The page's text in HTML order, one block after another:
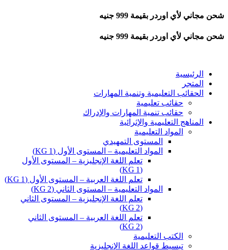
شحن مجاني لأي اوردر بقيمة 999 جنيه
شحن مجاني لأي اوردر بقيمة 999 جنيه
الرئيسية
المتجر
الحقائب التعليمية وتنمية المهارات
حقائب تعليمية
حقائب تنمية المهارات والإدراك
المناهج التعليمية والإثرائية
المواد التعليمية
المستوى التمهيدي
المواد التعليمية – المستوى الأول (KG 1)
تعلم اللغة الإنجليزية – المستوى الأول
(KG 1)
تعلم اللغة العربية – المستوى الأول (KG 1)
المواد التعليمية – المستوى الثاني (KG 2)
تعلم اللغة الإنجليزية – المستوى الثاني
(KG 2)
تعلم اللغة العربية – المستوى الثاني
(KG 2)
الكتب التعليمية
تبسيط قواعد اللغة الإنجليزية